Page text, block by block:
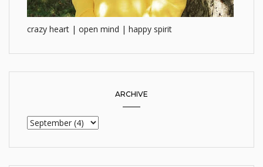
crazy heart | open mind | happy spirit
ARCHIVE